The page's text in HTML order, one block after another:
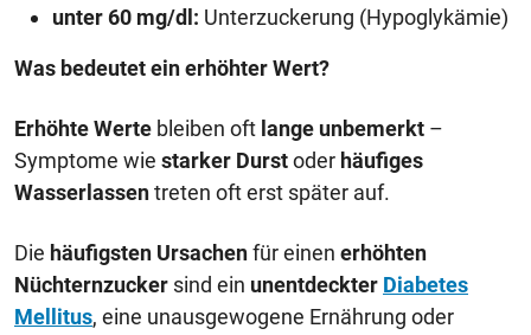
unter 60 mg/dl: Unterzuckerung (Hypoglykämie)
Was bedeutet ein erhöhter Wert?
Erhöhte Werte bleiben oft lange unbemerkt –
Symptome wie starker Durstoder häufiges
Wasserlassentreten oft erst später auf.
Die häufigsten Ursachenfür einen erhöhten
Nüchternzucker sind ein unentdeckter Diabetes
Mellitus, eine unausgewogene Ernährung oder